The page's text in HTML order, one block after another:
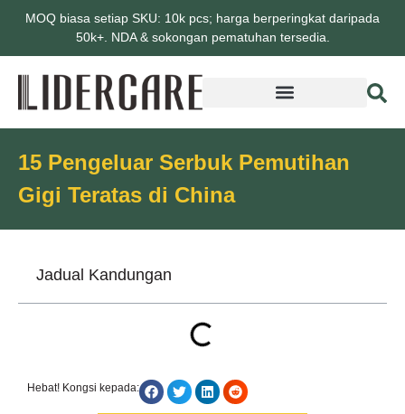
MOQ biasa setiap SKU: 10k pcs; harga berperingkat daripada
50k+. NDA & sokongan pematuhan tersedia.
15 Pengeluar Serbuk Pemutihan
Gigi Teratas di China
Jadual Kandungan
Hebat! Kongsi kepada: